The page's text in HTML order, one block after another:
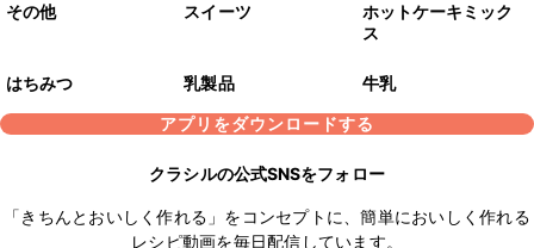
その他 スイーツ
ホットケーキミック
ス
はちみつ 乳製品
牛乳
アプリをダウンロードする
クラシルの公式SNSをフォロー
「きちんとおいしく作れる」をコンセプトに、簡単においしく作れる
レシピ動画を毎日配信しています。